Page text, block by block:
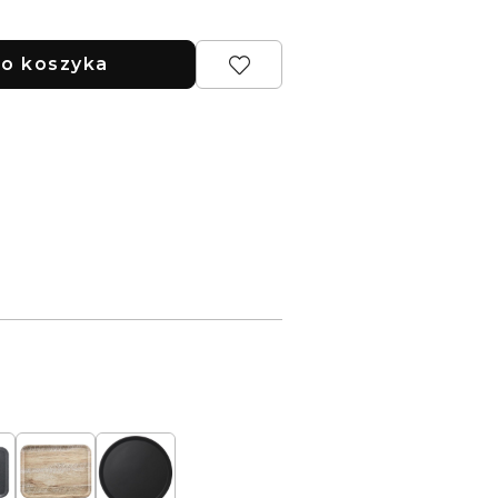
koszyka